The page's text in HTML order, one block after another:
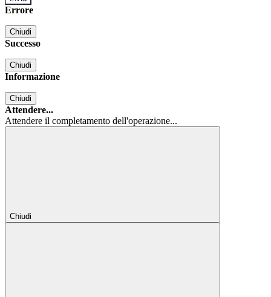
Errore
Chiudi
Successo
Chiudi
Informazione
Chiudi
Attendere...
Attendere il completamento dell'operazione...
Chiudi